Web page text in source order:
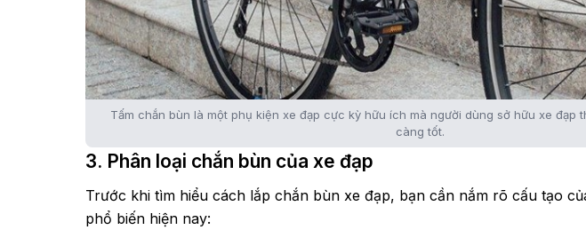
Tấm chắn bùn là một phụ kiện xe đạp cực kỳ hữu ích mà người dùng sở hữu xe đạp
càng tốt.
3. Phân loại chắn bùn của xe đạp
Trước khi tìm hiểu cách lắp chắn bùn xe đạp, bạn cần nắm rõ cấu tạo
phổ biến hiện nay: